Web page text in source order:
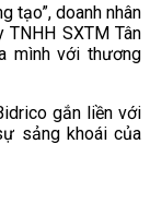
tạo”, doanh nhân
TNHH SXTM Tân
mình với thương
gắn liền với
sảng khoái của